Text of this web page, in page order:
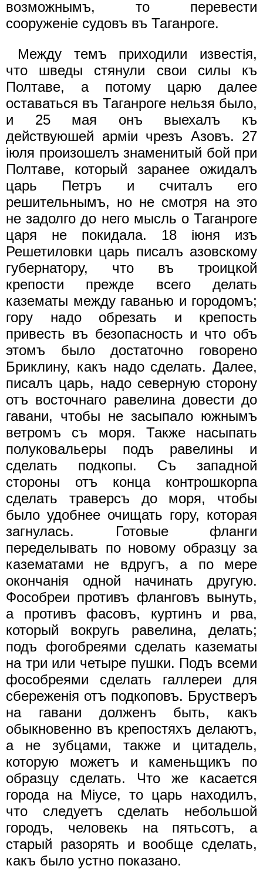
возможнымъ, то перевести
сооруженiе судовъ въ Таганроге.
Между темъ приходили известiя,
что шведы стянули свои силы къ
Полтаве, а потому царю далее
оставаться въ Таганроге нельзя было,
и 25 мая онъ выехалъ къ
действуюшей армiи чрезъ Азовъ. 27
iюля произошелъ знаменитый бой при
Полтаве, который заранее ожидалъ
царь Петръ и считалъ его
решительнымъ, но не смотря на это
не задолго до него мысль о Таганроге
царя не покидала. 18 iюня изъ
Решетиловки царь писалъ азовскому
губернатору, что въ троицкой
крепости прежде всего делать
казематы между гаванью и городомъ;
гору надо обрезать и крепость
привесть въ безопасность и что объ
этомъ было достаточно говорено
Бриклину, какъ надо сделать. Далее,
писалъ царь, надо северную сторону
отъ восточнаго равелина довести до
гавани, чтобы не засыпало южнымъ
ветромъ съ моря. Также насыпать
полуковальеры подъ равелины и
сделать подкопы. Съ западной
стороны отъ конца контрошкорпа
сделать траверсъ до моря, чтобы
было удобнее очищать гору, которая
загнулась. Готовые фланги
переделывать по новому образцу за
казематами не вдругъ, а по мере
окончанiя одной начинать другую.
Фособреи противъ фланговъ вынуть,
а противъ фасовъ, куртинъ и рва,
который вокругь равелина, делать;
подъ фогобреями сделать казематы
на три или четыре пушки. Подъ всеми
фособреями сделать галлереи для
сбереженiя отъ подкоповъ. Брустверъ
на гавани долженъ быть, какъ
обыкновенно въ крепостяхъ делаютъ,
а не зубцами, также и цитадель,
которую можетъ и каменьщикъ по
образцу сделать. Что же касается
города на Miycе, то царь находилъ,
что следуетъ сделать небольшой
городъ, человекь на пятьсотъ, а
старый разорять и вообще сделать,
какъ было устно показано.